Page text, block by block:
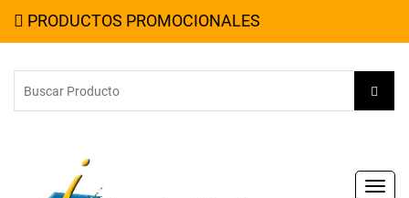
PRODUCTOS PROMOCIONALES